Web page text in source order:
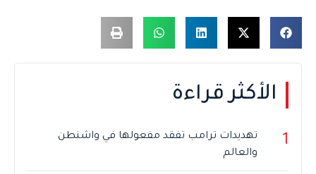
الأكثر قراءة
1
تهديدات ترامب تفقد مفعولها في واشنطن
والعالم